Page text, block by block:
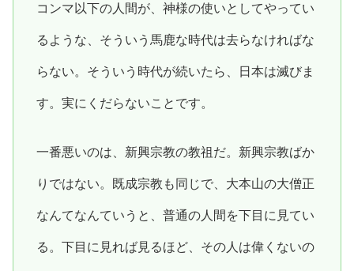
コンマ以下の人間が、神様の使いとしてやってい
るような、そういう馬鹿な時代は去らなければな
らない。そういう時代が続いたら、日本は滅びま
す。実にくだらないことです。
一番悪いのは、新興宗教の教祖だ。新興宗教ばか
りではない。既成宗教も同じで、大本山の大僧正
なんてなんていうと、普通の人間を下目に見てい
る。下目に見れば見るほど、その人は偉くないの